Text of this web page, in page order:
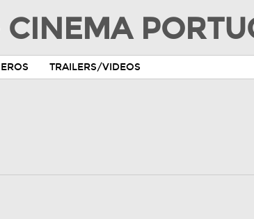
CINEMA
TRAILERS/VIDEOS